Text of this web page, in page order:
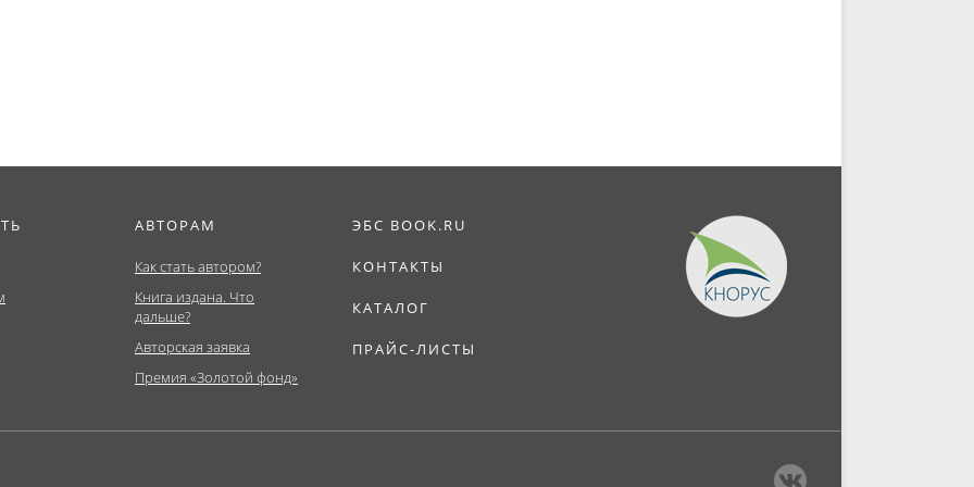
АВТОРАМ
Как стать автором?
Книга издана. Что
дальше?
Авторская заявка
Премия «Золотой фонд»
ЭБС BOOK.RU
КОНТАКТЫ
КАТАЛОГ
ПРАЙС-ЛИСТЫ